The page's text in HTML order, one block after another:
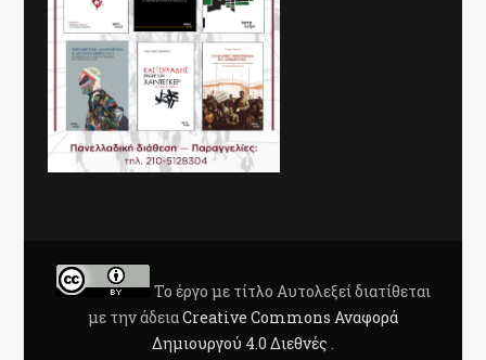
Το έργο με τίτλο Αυτολεξείδιατίθεται
με την άδειαCreative Commons Αναφορά
Δημιουργού 4.0 Διεθνές .